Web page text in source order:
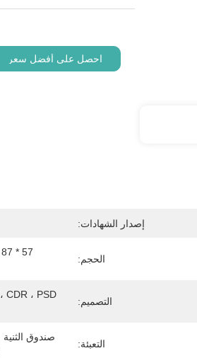
احصل على أفضل سعر
إصدار الشهادات:
الحجم:
التصميم:
التعبئة: